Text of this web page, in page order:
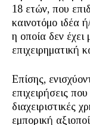
18 ετών, που
καινοτόμο ιδέα
η οποία δεν έχει
επιχειρηματική
Επίσης,
επιχειρήσεις
διαχειριστικές
εμπορική